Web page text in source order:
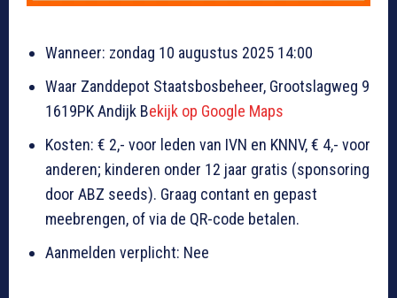
Wanneer: zondag 10 augustus 2025 14:00
Waar Zanddepot Staatsbosbeheer, Grootslagweg 9
1619PK Andijk Bekijk op Google Maps
Kosten: € 2,- voor leden van IVN en KNNV, € 4,- voor
anderen; kinderen onder 12 jaar gratis (sponsoring
door ABZ seeds). Graag contant en gepast
meebrengen, of via de QR-code betalen.
Aanmelden verplicht: Nee